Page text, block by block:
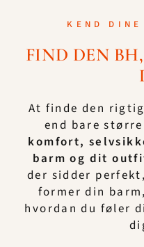
KEND DINE
FIND DEN
At finde den
end bare
komfort,
barm og dit
der sidder
former din
hvordan du føler